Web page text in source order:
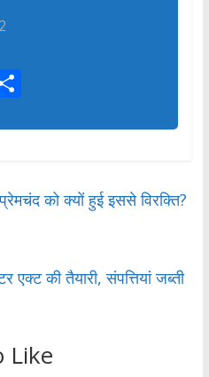
S
ar
को क्यों हुई इससे विरक्ति?
एक्ट की तैयारी, संपत्तियां जब्ती
Like